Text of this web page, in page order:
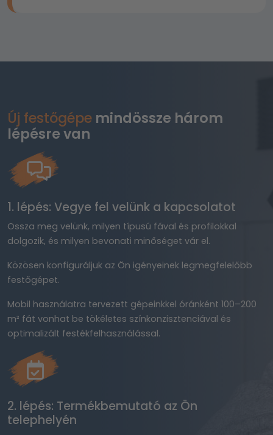
Új festőgépe mindössze három
lépésre van
1. lépés: Vegye fel velünk a kapcsolatot
Ossza meg velünk, milyen típusú fával és profilokkal
dolgozik, és milyen bevonati minőséget vár el.
Közösen konfiguráljuk az Ön igényeinek legmegfelelőbb
festőgépet.
Mobil használatra tervezett gépeinkkel óránként 100–200
m² fát vonhat be tökéletes színkonzisztenciával és
optimalizált festékfelhasználással.
2. lépés: Termékbemutató az Ön
telephelyén